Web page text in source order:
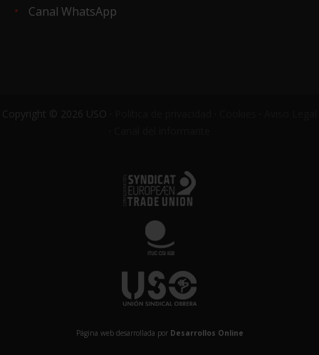
Canal WhatsApp
Copyright © 2026 USO ·
Página web desarrollada por Desarrollos Online